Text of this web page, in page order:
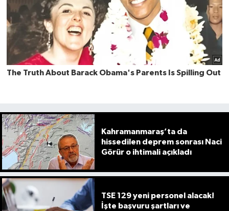
Kahramanmaraş’ta da
hissedilen deprem sonrası Naci
Görür o ihtimali açıkladı
TSE 129 yeni personel alacak!
İşte başvuru şartları ve